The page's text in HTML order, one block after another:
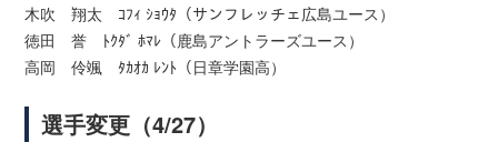
木吹 翔太 ｺﾌｨ ｼｮｳﾀ（サンフレッチェ広島ユース）
徳田 誉 ﾄｸﾀﾞ ﾎﾏﾚ（鹿島アントラーズユース）
高岡 伶颯 ﾀｶｵｶ ﾚﾝﾄ（日章学園高）
選手変更（4/27）